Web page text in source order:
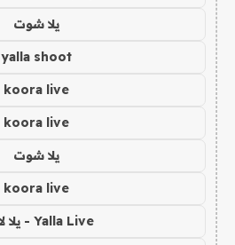
يلا شوت
yalla shoot
koora live
koora live
يلا شوت
koora live
Yalla Live - يلا لايف